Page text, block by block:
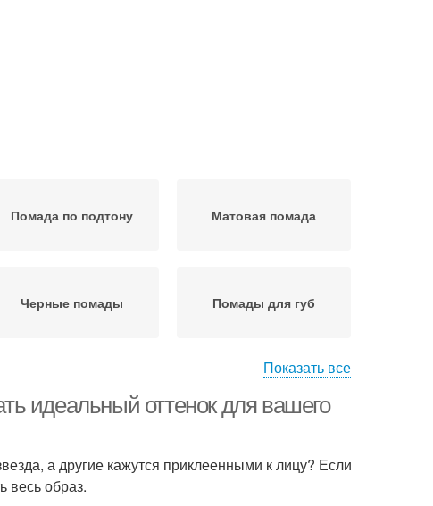
Помада по подтону Матовая помада
Черные помады Помады для губ
Показать все
идеальный оттенок для вашего
а другие кажутся приклеенными к лицу? Если
весь образ.